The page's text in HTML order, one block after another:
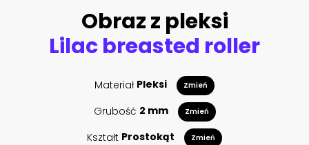
Obraz z pleksi
Lilac breasted roller
Materiał Pleksi Zmień
Grubość 2 mm Zmień
Kształt Prostokąt Zmień